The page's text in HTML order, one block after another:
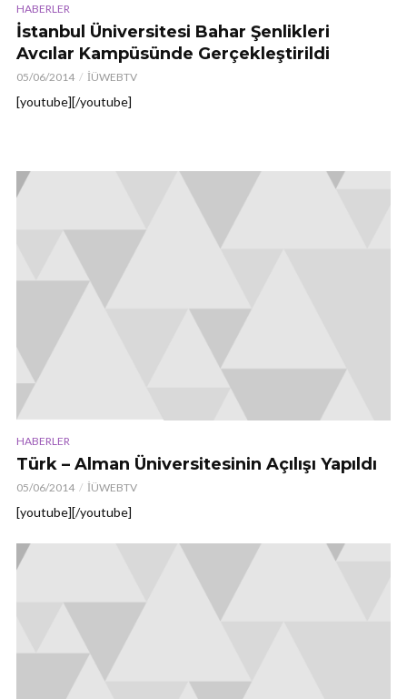
HABERLER
İstanbul Üniversitesi Bahar Şenlikleri
Avcılar Kampüsünde Gerçekleştirildi
05/06/2014 İÜWEBTV
[youtube][/youtube]
HABERLER
Türk – Alman Üniversitesinin Açılışı Yapıldı
05/06/2014 İÜWEBTV
[youtube][/youtube]